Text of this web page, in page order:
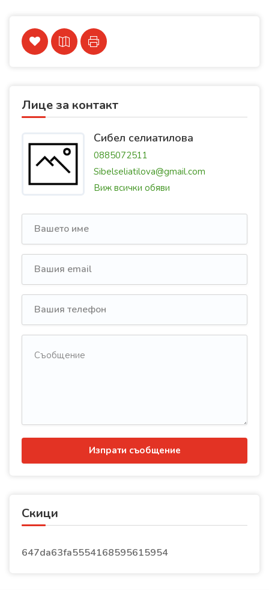
Лице за контакт
Сибел селиатилова
0885072511
Sibelseliatilova@gmail.com
Виж всички обяви
Изпрати съобщение
Скици
647da63fa5554168595615954